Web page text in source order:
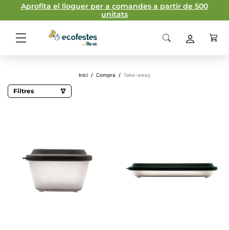
Aprofita el lloguer per a comandes a partir de 500
unitats
Inici / Compra / Take-away
Filtres
468 ml
980 ml
1000 ml